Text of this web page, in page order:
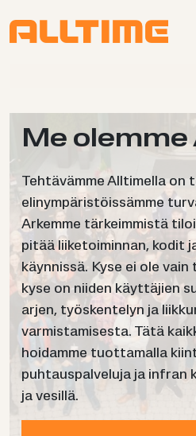
Me
Tehtävämme Alltimella on
elinympäristöissämme
Arkemme tärkeimmistä
pitää liiketoiminnan, kodit
käynnissä. Kyse ei ole
kyse on niiden käyttäjien
arjen, työskentelyn ja
varmistamisesta. Tätä
hoidamme tuottamalla
puhtauspalveluja ja infran
ja vesillä.